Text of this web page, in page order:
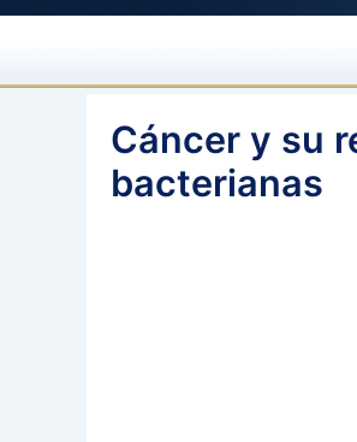
Cáncer y su
bacterianas